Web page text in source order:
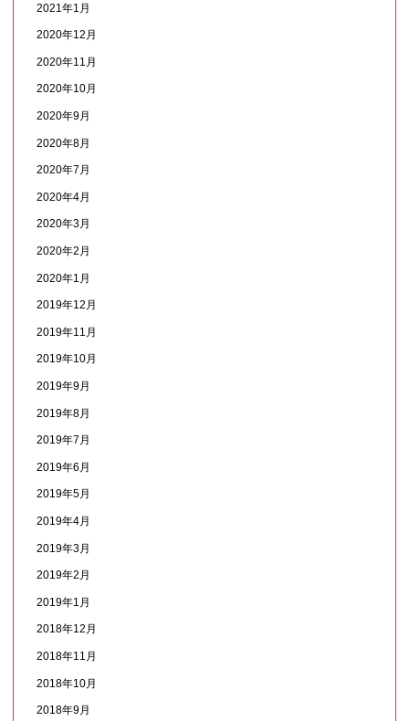
2021年1月
2020年12月
2020年11月
2020年10月
2020年9月
2020年8月
2020年7月
2020年4月
2020年3月
2020年2月
2020年1月
2019年12月
2019年11月
2019年10月
2019年9月
2019年8月
2019年7月
2019年6月
2019年5月
2019年4月
2019年3月
2019年2月
2019年1月
2018年12月
2018年11月
2018年10月
2018年9月